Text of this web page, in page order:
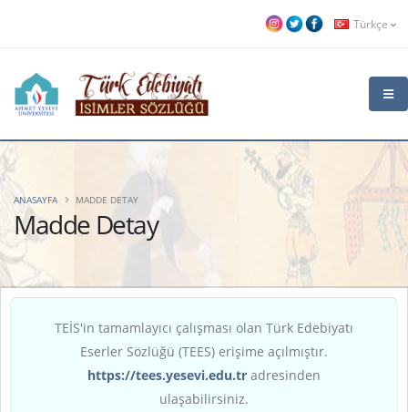
Türkçe
Madde Detay
ANASAYFA MADDE DETAY
TEİS'in tamamlayıcı çalışması olan Türk Edebiyatı
Eserler Sözlüğü (TEES) erişime açılmıştır.
https://tees.yesevi.edu.tr adresinden
ulaşabilirsiniz.